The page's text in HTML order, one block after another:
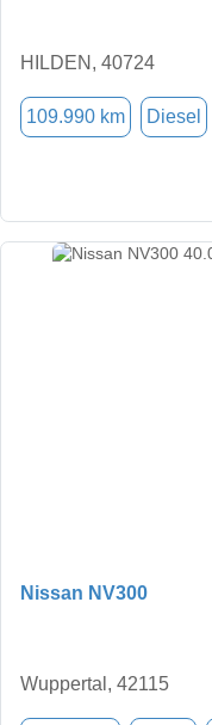
HILDEN, 40724
109.990 km Diesel
Nissan NV300
Wuppertal, 42115